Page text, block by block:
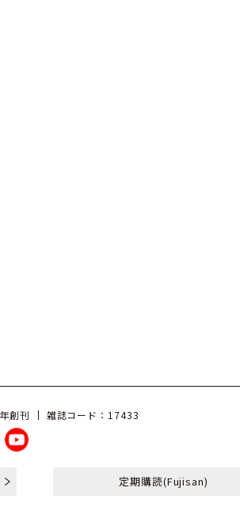
創刊 雑誌コード：17433
定期購読(Fujisan)